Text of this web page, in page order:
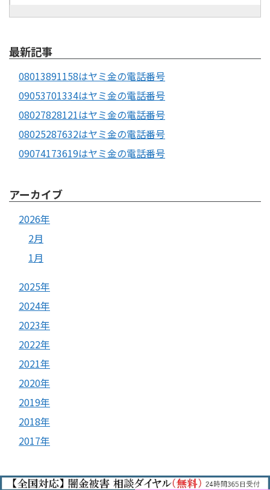
最新記事
08013891158はヤミ金の電話番号
09053701334はヤミ金の電話番号
08027828121はヤミ金の電話番号
08025287632はヤミ金の電話番号
09074173619はヤミ金の電話番号
アーカイブ
2026年
2月
1月
2025年
2024年
2023年
2022年
2021年
2020年
2019年
2018年
2017年